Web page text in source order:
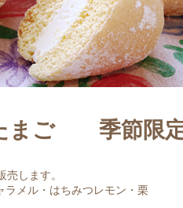
まご 季節限
します。
ラメル・はちみつレモン・栗